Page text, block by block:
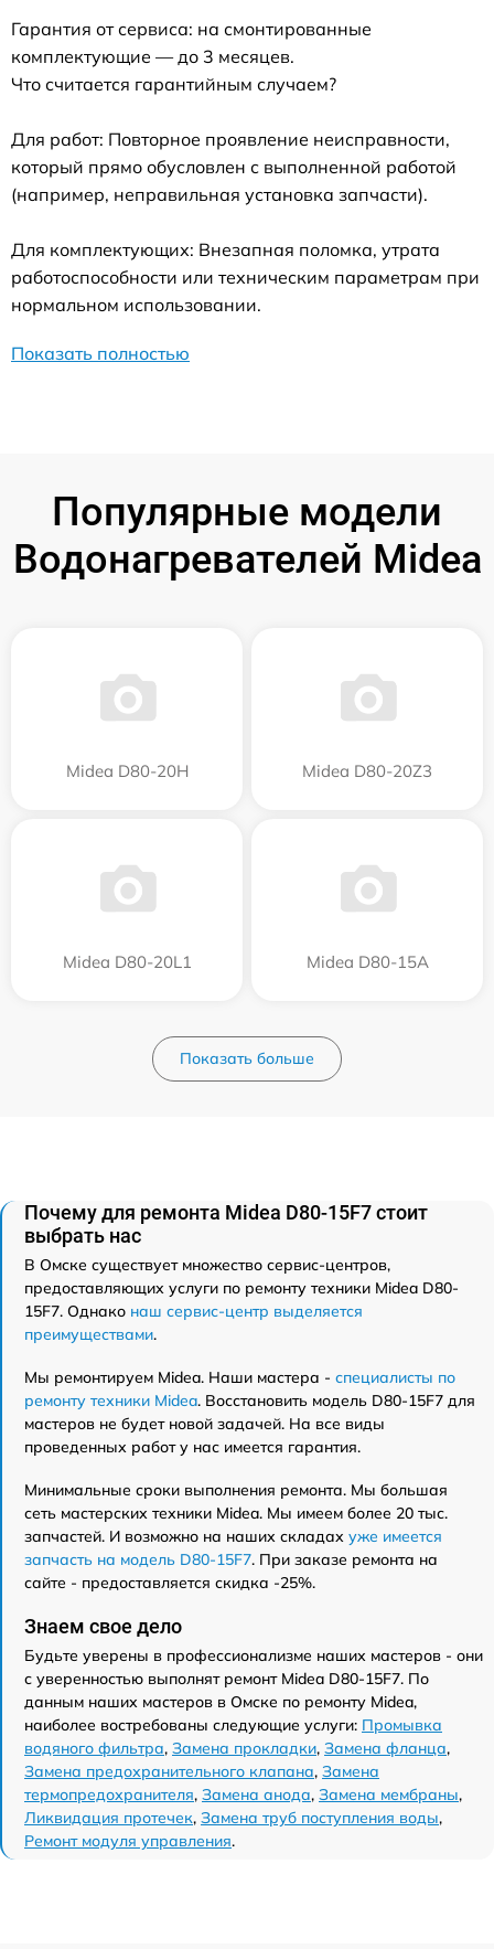
Гарантия от сервиса: на смонтированные
комплектующие — до 3 месяцев.
Что считается гарантийным случаем?
Для работ: Повторное проявление неисправности,
который прямо обусловлен с выполненной работой
(например, неправильная установка запчасти).
Для комплектующих: Внезапная поломка, утрата
работоспособности или техническим параметрам при
нормальном использовании.
Показать полностью
Популярные модели
Водонагревателей Midea
Midea D80-20Н Midea D80-20Z3
Midea D80-20L1 Midea D80-15A
Показать больше
Почему для ремонта Midea D80-15F7 стоит
выбрать нас
В Омске существует множество сервис-центров,
предоставляющих услуги по ремонту техники Midea D80-
15F7. Однако наш сервис-центр выделяется
преимуществами.
Мы ремонтируем Midea. Наши мастера - специалисты по
ремонту техники Midea. Восстановить модель D80-15F7 для
мастеров не будет новой задачей. На все виды
проведенных работ у нас имеется гарантия.
Минимальные сроки выполнения ремонта. Мы большая
сеть мастерских техники Midea. Мы имеем более 20 тыс.
запчастей. И возможно на наших складах уже имеется
запчасть на модель D80-15F7. При заказе ремонта на
сайте - предоставляется скидка -25%.
Знаем свое дело
Будьте уверены в профессионализме наших мастеров - они
с уверенностью выполнят ремонт Midea D80-15F7. По
данным наших мастеров в Омске по ремонту Midea,
наиболее востребованы следующие услуги: Промывка
водяного фильтра, Замена прокладки, Замена фланца,
Замена предохранительного клапана, Замена
термопредохранителя, Замена анода, Замена мембраны,
Ликвидация протечек, Замена труб поступления воды,
Ремонт модуля управления.